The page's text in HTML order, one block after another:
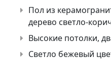
Пол из
дерево светло-
Высокие потолки,
Светло бежевый